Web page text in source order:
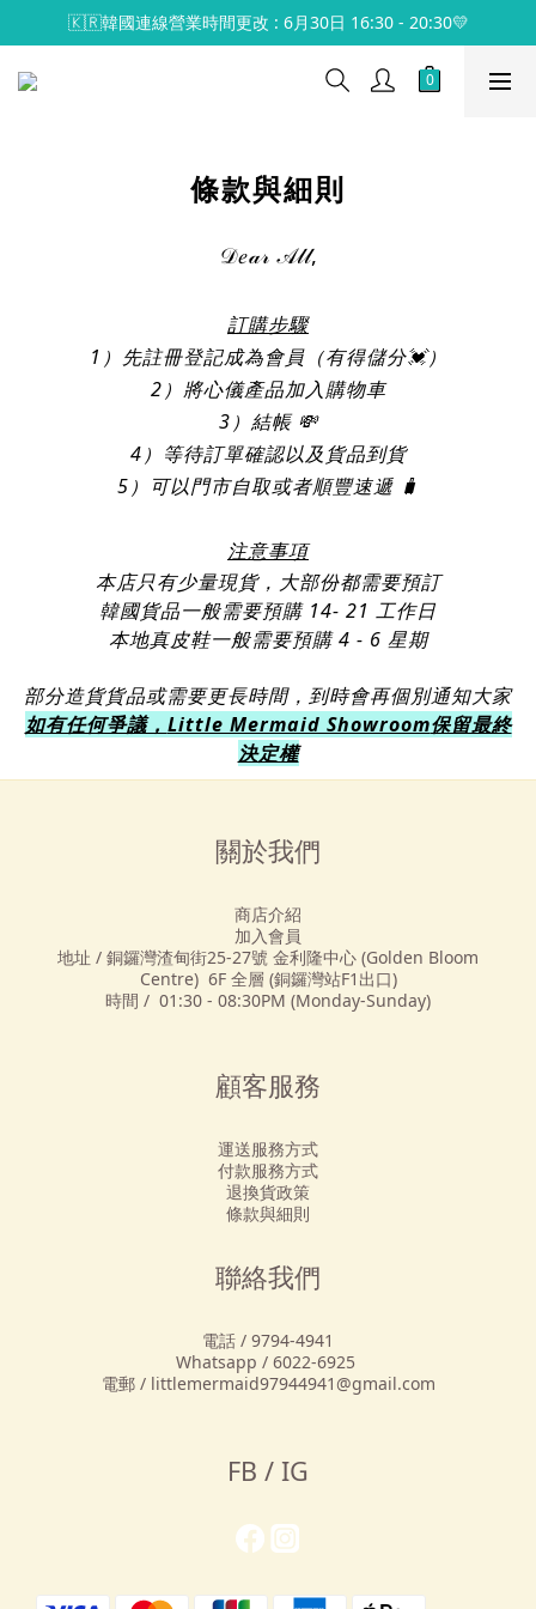
🇰🇷韓國連線營業時間更改 : 6月30日 16:30 - 20:30💛
條款與細則
𝒟𝑒𝒶𝓇 𝒜𝓁𝓁,
訂購步驟
1）先註冊登記成為會員（有得儲分💓）
2）將心儀產品加入購物車
3）結帳 💸
4）等待訂單確認以及貨品到貨
5）可以門市自取或者順豐速遞 🧳
注意事項
本店只有少量現貨，大部份都需要預訂
韓國貨品一般需要預購 14- 21 工作日
本地真皮鞋一般需要預購 4 - 6 星期
部分造貨貨品或需要更長時間，到時會再個別通知大家
如有任何爭議， Little Mermaid Showroom保留最終
決定權
關於我們
商店介紹
加入會員
地址 / 銅鑼灣渣甸街25-27號 金利隆中心 (Golden Bloom
Centre) 6F 全層 (銅鑼灣站F1出口)
時間 / 01:30 - 08:30PM (Monday-Sunday)
顧客服務
運送服務方式
付款服務方式
退換貨政策
條款與細則
聯絡我們
電話 / 9794-4941
Whatsapp / 6022-6925
電郵 / littlemermaid97944941@gmail.com
FB / IG